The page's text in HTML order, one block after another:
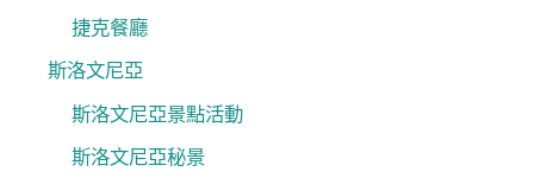
捷克餐廳
斯洛文尼亞
斯洛文尼亞景點活動
斯洛文尼亞秘景